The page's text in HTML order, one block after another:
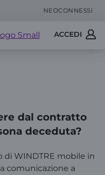
NEOCONNESSI
ACCEDI
dal contratto
deceduta?
di WINDTRE mobile in
comunicazione a